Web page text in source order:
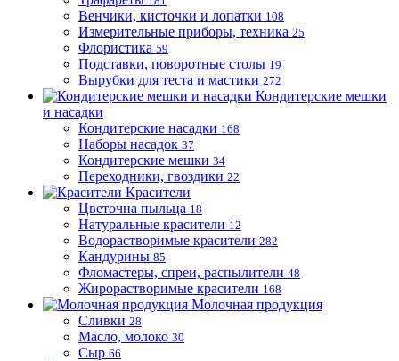
Венчики, кисточки и лопатки 108
Измерительные приборы, техника 25
Флористика 59
Подставки, поворотные столы 19
Вырубки для теста и мастики 272
Кондитерские мешки
и насадки
Кондитерские насадки 168
Наборы насадок 37
Кондитерские мешки 34
Переходники, гвоздики 22
Красители
Цветочна пыльца 18
Натуральные красители 12
Водорастворимые красители 282
Кандурины 85
Фломастеры, спреи, распылители 48
Жирорастворимые красители 168
Молочная продукция
Сливки 28
Масло, молоко 30
Сыр 66